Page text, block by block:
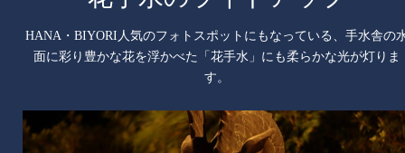
HANA・BIYORI人気のフォトスポットにもなっている、手水舎の
面に彩り豊かな花を浮かべた「花手水」にも柔らかな光が灯りま
す。